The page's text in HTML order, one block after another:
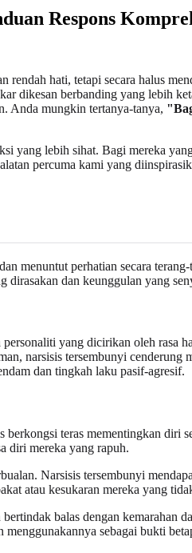
Respons
hati, tetapi secara halus
dikesan berbanding yang lebih
Anda mungkin tertanya-tanya,
yang lebih sihat. Bagi mereka
percuma kami yang
menuntut perhatian secara
dirasakan dan keunggulan yang
yang dicirikan oleh
narsisis tersembunyi
dan tingkah laku pasif-agresif.
teras mementingkan
diri mereka yang rapuh.
Narsisis tersembunyi
atau kesukaran mereka yang
balas dengan kemarahan
sebagai bukti